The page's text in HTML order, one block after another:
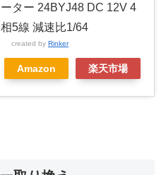
ーター 24BYJ48 DC 12V 4
相5線 減速比1/64
created by Rinker
Amazon 楽天市場